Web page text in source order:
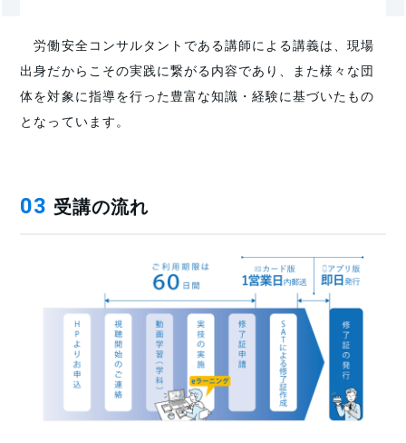
労働安全コンサルタントである講師による講義は、現場
出身だからこその実践に繋がる内容であり、また様々な団
体を対象に指導を行った豊富な知識・経験に基づいたもの
となっています。
03 受講の流れ